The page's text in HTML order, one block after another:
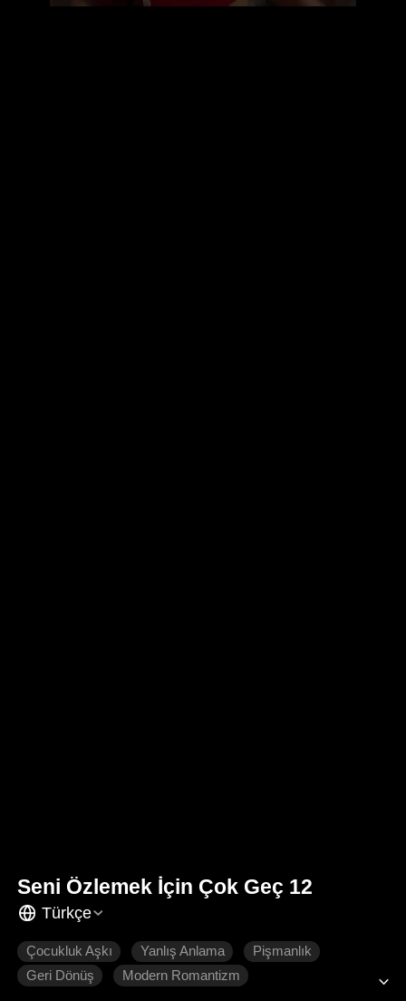
Seni Özlemek İçin Çok Geç 12
Türkçe
Çocukluk Aşkı Yanlış Anlama
Pişmanlık
Geri Dönüş
Modern Romantizm